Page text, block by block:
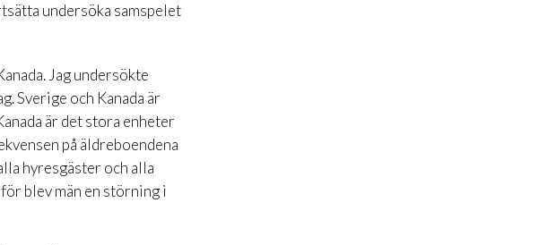
undersöka samspelet
Jag undersökte
Sverige och Kanada är
är det stora enheter
på äldreboendena
hyresgäster och alla
blev män en störning i